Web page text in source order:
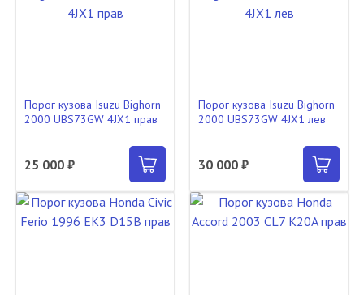
Порог кузова Isuzu Bighorn
2000 UBS73GW 4JX1 прав
25 000 ₽
Порог кузова Isuzu Bighorn
2000 UBS73GW 4JX1 лев
30 000 ₽